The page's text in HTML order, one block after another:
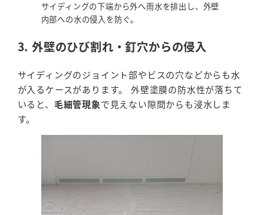
サイディングの下端から外へ雨水を排出し、外壁
内部への水の侵入を防ぐ。
3. 外壁のひび割れ・釘穴からの侵入
サイディングのジョイント部やビスの穴などからも水
が入るケースがあります。 外壁塗膜の防水性が落ちて
いると、 毛細管現象で見えない隙間からも浸水しま
す。